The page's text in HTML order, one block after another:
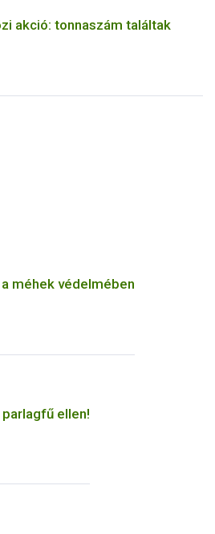
akció: tonnaszám találtak
méhek védelmében
ellen!